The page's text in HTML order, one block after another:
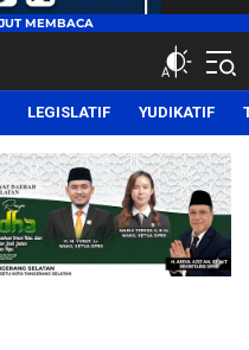
LEGISLATIF YUDIKATIF